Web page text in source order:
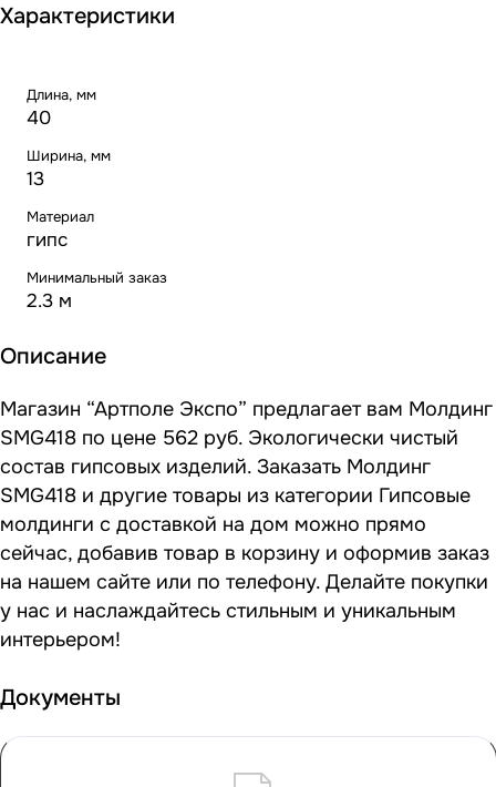
Характеристики
Длина, мм
40
Ширина, мм
13
Материал
гипс
Минимальный заказ
2.3 м
Описание
Магазин “Артполе Экспо” предлагает вам Молдинг
SMG418 по цене 562 руб. Экологически чистый
состав гипсовых изделий. Заказать Молдинг
SMG418 и другие товары из категории Гипсовые
молдинги с доставкой на дом можно прямо
сейчас, добавив товар в корзину и оформив заказ
на нашем сайте или по телефону. Делайте покупки
у нас и наслаждайтесь стильным и уникальным
интерьером!
Документы